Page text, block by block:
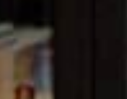
API for developers.
can also send SMS
easy to use SMS
also